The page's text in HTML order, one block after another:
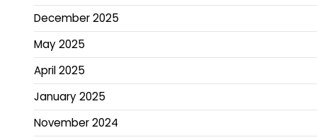
December 2025
May 2025
April 2025
January 2025
November 2024